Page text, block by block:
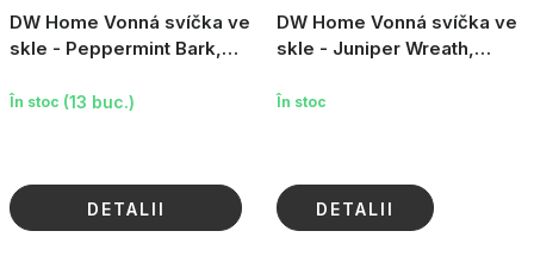
DW Home Vonná svíčka ve
skle - Peppermint Bark,
În stoc (13 buc.)
DETALII
DW Home Vonná svíčka ve
skle - Juniper Wreath,
În stoc
DETALII